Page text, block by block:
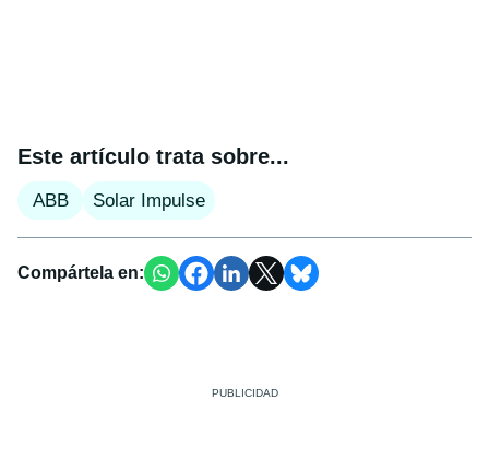
Este artículo trata sobre...
ABB Solar Impulse
Compártela en: